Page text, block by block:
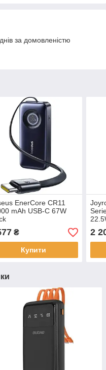
за домовленістю
EnerCore CR11
mAh USB-C 67W
₴
Купити
2